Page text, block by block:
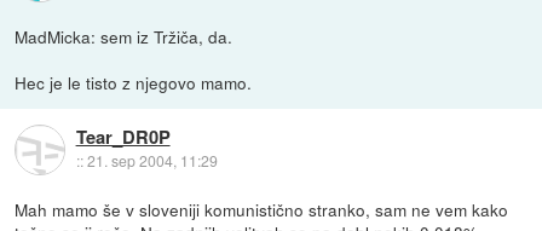
MadMicka: sem iz Tržiča, da.
Hec je le tisto z njegovo mamo.
Tear_DR0P
::21. sep 2004, 11:29
Mah mamo še v sloveniji komunistično stranko, sam ne vem kako